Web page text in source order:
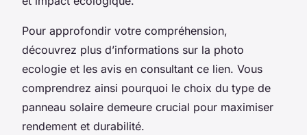
Pour approfondir votre compréhension,
découvrez plus d’informations sur la photo
ecologie et les avis en consultant ce lien. Vous
comprendrez ainsi pourquoi le choix du type de
panneau solaire demeure crucial pour maximiser
rendement et durabilité.